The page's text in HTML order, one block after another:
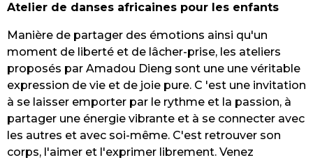
Atelier de danses africaines pour les enfants
Manière de partager des émotions ainsi qu'un
moment de liberté et de lâcher-prise, les ateliers
proposés par Amadou Dieng sont une une véritable
expression de vie et de joie pure. C 'est une invitation
à se laisser emporter par le rythme et la passion, à
partager une énergie vibrante et à se connecter avec
les autres et avec soi-même. C'est retrouver son
corps, l'aimer et l'exprimer librement. Venez